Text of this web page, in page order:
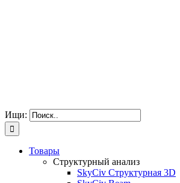
Ищи:
Товары
Структурный анализ
SkyCiv Структурная 3D